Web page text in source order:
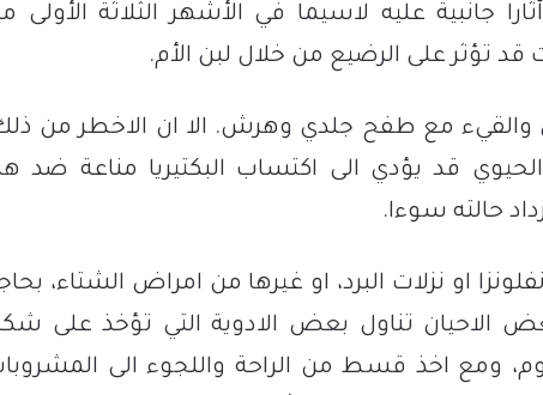
جانبية عليه لاسيما في الأشهر الثلاثة الأولى
تؤثر على الرضيع من خلال لبن الأم.
مع طفح جلدي وهرش. الا ان الاخطر من
قد يؤدي الى اكتساب البكتيريا مناعة ضد
حالته سوءا.
او نزلات البرد، او غيرها من امراض الشتاء،
الاحيان تناول بعض الادوية التي تؤخذ على
ومع اخذ قسط من الراحة واللجوء الى